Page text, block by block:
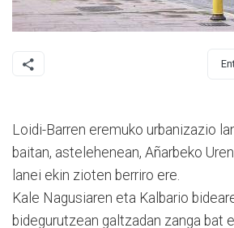
Loidi-Barren eremuko urbanizazio
baitan, astelehenean, Añarbeko
lanei ekin zioten berriro ere.
Kale Nagusiaren eta Kalbario
bidegurutzean galtzadan zanga bat